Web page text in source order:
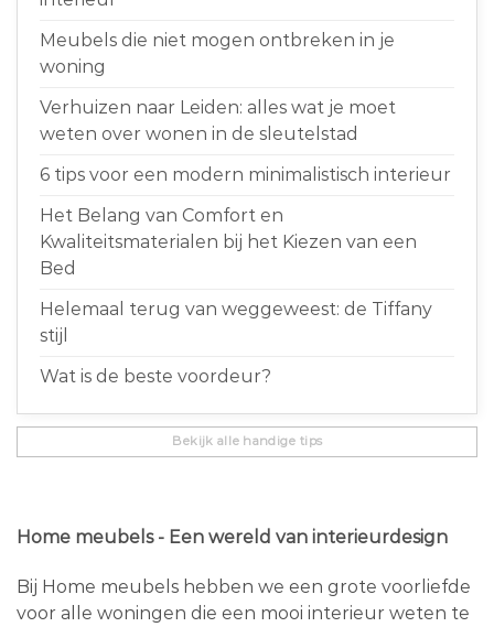
Meubels die niet mogen ontbreken in je
woning
Verhuizen naar Leiden: alles wat je moet
weten over wonen in de sleutelstad
6 tips voor een modern minimalistisch interieur
Het Belang van Comfort en
Kwaliteitsmaterialen bij het Kiezen van een
Bed
Helemaal terug van weggeweest: de Tiffany
stijl
Wat is de beste voordeur?
Bekijk alle handige tips
Home meubels - Een wereld van interieurdesign
Bij Home meubels hebben we een grote voorliefde
voor alle woningen die een mooi interieur weten te